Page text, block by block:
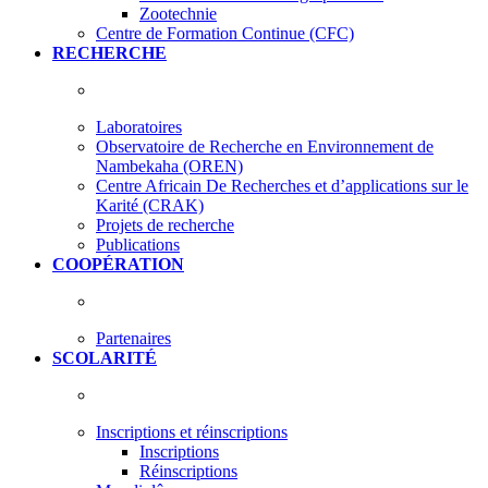
Zootechnie
Centre de Formation Continue (CFC)
RECHERCHE
Laboratoires
Observatoire de Recherche en Environnement de
Nambekaha (OREN)
Centre Africain De Recherches et d’applications sur le
Karité (CRAK)
Projets de recherche
Publications
COOPÉRATION
Partenaires
SCOLARITÉ
Inscriptions et réinscriptions
Inscriptions
Réinscriptions